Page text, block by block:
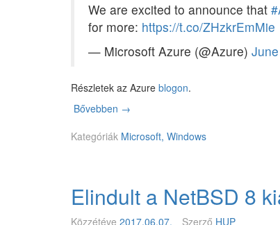
-
B
T
We are excited to announce that
for more: https://t.co/ZHzkrEmMie
— Microsoft Azure (@Azure)
Részletek az Azure blogon.
Bővebben A
A
e
m
o
→
Kategóriák Microsoft, Windows
Elindult a NetBSD 8
Közzétéve 2017.06.07. Szerző HUP